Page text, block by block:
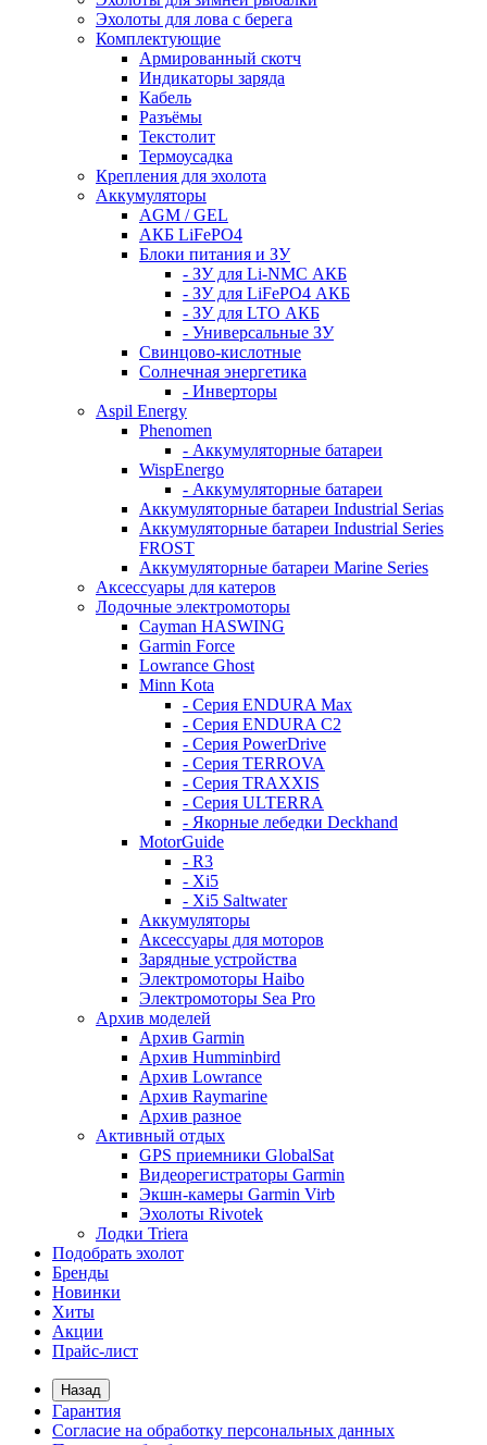
Эхолоты для лова с берега
Комплектующие
Армированный скотч
Индикаторы заряда
Кабель
Разъёмы
Текстолит
Термоусадка
Крепления для эхолота
Аккумуляторы
AGM / GEL
АКБ LiFePO4
Блоки питания и ЗУ
- ЗУ для Li-NMC АКБ
- ЗУ для LiFePO4 АКБ
- ЗУ для LTO АКБ
- Универсальные ЗУ
Свинцово-кислотные
Солнечная энергетика
- Инверторы
Aspil Energy
Phenomen
- Аккумуляторные батареи
WispEnergo
- Аккумуляторные батареи
Аккумуляторные батареи Industrial Serias
Аккумуляторные батареи Industrial Series
FROST
Аккумуляторные батареи Marine Series
Аксессуары для катеров
Лодочные электромоторы
Cayman HASWING
Garmin Force
Lowrance Ghost
Minn Kota
- Серия ENDURA Max
- Серия ENDURA C2
- Серия PowerDrive
- Серия TERROVA
- Серия TRAXXIS
- Серия ULTERRA
- Якорные лебедки Deckhand
MotorGuide
- R3
- Xi5
- Xi5 Saltwater
Аккумуляторы
Аксессуары для моторов
Зарядные устройства
Электромоторы Haibo
Электромоторы Sea Pro
Архив моделей
Архив Garmin
Архив Humminbird
Архив Lowrance
Архив Raymarine
Архив разное
Активный отдых
GPS приемники GlobalSat
Видеорегистраторы Garmin
Экшн-камеры Garmin Virb
Эхолоты Rivotek
Лодки Triera
Подобрать эхолот
Бренды
Новинки
Хиты
Акции
Прайс-лист
Назад
Гарантия
Согласие на обработку персональных данных